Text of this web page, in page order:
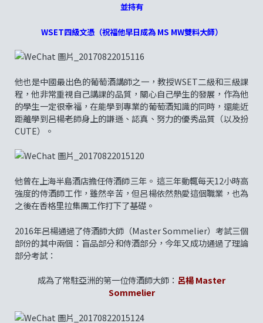
並持有
WSET四級文憑（祝福他早日成為 MS MW雙料大師）
他也是中國最出色的葡萄酒講師之一，教授WSET二級和三級課
程，他非常重視自己講課的品質，關心自己學生的發展，作為他
的學生一定很幸福，在能學到專業的葡萄酒知識的同時，還能近
距離學到呂楊老師身上的謙遜、認真、努力的優秀品質（以及扮
CUTE）。
他曾在上海半島酒店擔任侍酒師三年。 這三年動輒每天12小時高
強度的侍酒師工作，雖然辛苦，但呂楊依然熱愛這個職業，也為
之後在香格里拉集團工作打下了基礎。
2016年呂楊通過了侍酒師大師（Master Sommelier）考試三個
部份的其中兩個：盲品部分和侍酒部分，今年又成功通過了理論
部分考試：
成為了常駐亞洲的第一位侍酒師大師： 呂楊 Master
Sommelier